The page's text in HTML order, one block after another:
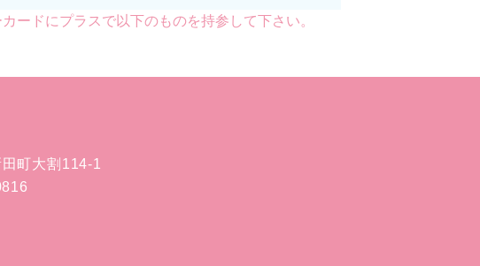
ードにプラスで以下のものを持参して下さい。
町大割114-1